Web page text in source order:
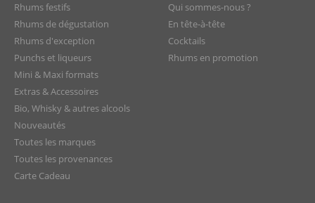
Rhums festifs
Rhums de dégustation
Rhums d'exception
Punchs et liqueurs
Mini & Maxi formats
Extras & Accessoires
Bio, Whisky & autres alcools
Nouveautés
Toutes les marques
Toutes les provenances
Carte Cadeau
Qui sommes-nous ?
En tête-à-tête
Cocktails
Rhums en promotion